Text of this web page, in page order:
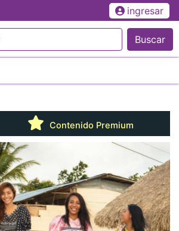
ingresar
Buscar
Contenido Premium